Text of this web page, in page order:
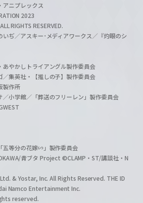
ニプレックス
2023
RIGHTS RESERVED.
ぢ／アスキー･メディアワークス／『灼眼のシ
やかしトライアングル製作委員会
集英社・【推しの子】製作委員会
製作所
小学館／「葬送のフリーレン」製作委員会
五等分の花嫁∽」製作委員会
青ブタ Project ©CLAMP・ST/講談社・N
& Yostar, Inc. All Rights Reserved. THE ID
Namco Entertainment Inc.
reserved.